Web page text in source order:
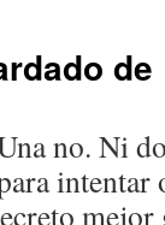
de
no. Ni
intentar